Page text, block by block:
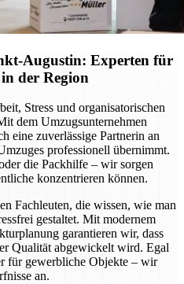
Augustin: Experten für
der Region
Stress und organisatorischen
dem Umzugsunternehmen
eine zuverlässige Partnerin an
professionell übernimmt.
die Packhilfe – wir sorgen
konzentrieren können.
Fachleuten, die wissen, wie man
gestaltet. Mit modernem
garantieren wir, dass
Qualität abgewickelt wird. Egal
für gewerbliche Objekte – wir
an.